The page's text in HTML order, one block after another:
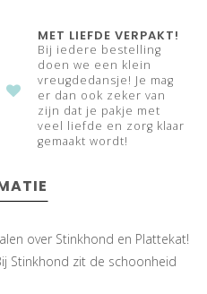
MET LIEFDE VERPAKT!
Bij iedere bestelling
doen we een klein
vreugdedansje! Je mag
er dan ook zeker van
zijn dat je pakje met
veel liefde en zorg klaar
gemaakt wordt!
over Stinkhond en Plattekat!
Stinkhond zit de schoonheid